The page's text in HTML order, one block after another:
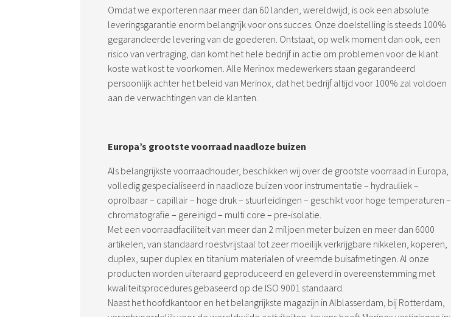
Omdat we exporteren naar meer dan 60 landen, wereldwijd, is ook een absolute
leveringsgarantie enorm belangrijk voor ons succes. Onze doelstelling is steeds 100%
gegarandeerde levering van de goederen. Ontstaat, op welk moment dan ook, een
risico van vertraging, dan komt het hele bedrijf in actie om problemen voor de klant
koste wat kost te voorkomen. Alle Merinox medewerkers staan gegarandeerd
persoonlijk achter het beleid van Merinox, dat het bedrijf altijd voor 100% zal voldoen
aan de verwachtingen van de klanten.
Europa’s grootste voorraad naadloze buizen
Als belangrijkste voorraadhouder, beschikken wij over de grootste voorraad in Europa,
volledig gespecialiseerd in naadloze buizen voor instrumentatie – hydrauliek –
oprolbaar – capillair – hoge druk – stuurleidingen – geschikt voor hoge temperaturen –
chromatografie – gereinigd – multi core – pre-isolatie.
Met een voorraadfaciliteit van meer dan 2 miljoen meter buizen en meer dan 6000
artikelen, van standaard roestvrijstaal tot zeer moeilijk verkrijgbare nikkelen, koperen,
duplex, super duplex en titanium materialen of vreemde buisafmetingen. Al onze
producten worden uiteraard geproduceerd en geleverd in overeenstemming met
kwaliteitsprocedures gebaseerd op de ISO 9001 standaard.
Naast het hoofdkantoor en het belangrijkste magazijn in Alblasserdam, bij Rotterdam,